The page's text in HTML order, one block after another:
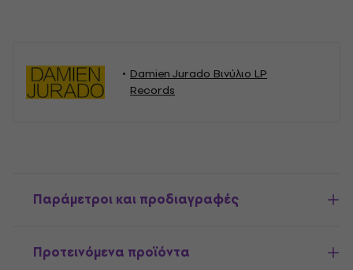
Damien Jurado Βινύλιο LP
Records
Παράμετροι και προδιαγραφές
Προτεινόμενα προϊόντα